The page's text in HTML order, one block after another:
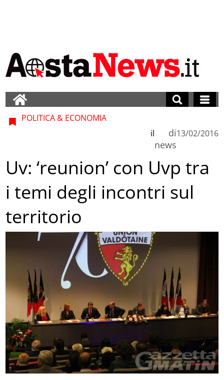
POLITICA & ECONOMIA
di
news
il 13/02/2016
Uv: ‘reunion’ con Uvp tra
i temi degli incontri sul
territorio